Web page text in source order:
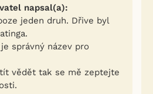
napsal(a):
jeden druh. Dřive byl
správný název pro
vědět tak se mě zeptejte